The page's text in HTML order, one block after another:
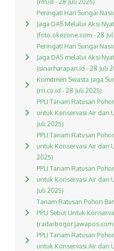
(rm.id - 28 Juli 2025)
Peringati Hari Sungai
Jaga DAS Melalui Aksi
(foto.okezone.com - 28
Peringati Hari Sungai
Jaga DAS melalui Aksi
(sinarharapan.id - 28 Juli
Komitmen Swasta Jaga
(rri.co.id - 28 Juli 2025)
PPLI Tanam Ratusan
untuk Konservasi Air dan
Juli 2025)
PPLI Tanam Ratusan
untuk Konservasi Air dan
2025)
PPLI Tanam Ratusan
untuk Konservasi Air dan
Juli 2025)
Tanam Ratusan Pohon
PPLI Sebut Untuk
(radarbogor.jawapos.com
PPLI Tanam Ratusan
untuk Konservasi Air dan